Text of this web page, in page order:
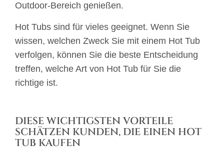
Outdoor-Bereich genießen.
Hot Tubs sind für vieles geeignet. Wenn Sie
wissen, welchen Zweck Sie mit einem Hot Tub
verfolgen, können Sie die beste Entscheidung
treffen, welche Art von Hot Tub für Sie die
richtige ist.
DIESE WICHTIGSTEN VORTEILE
SCHÄTZEN KUNDEN, DIE EINEN HOT
TUB KAUFEN